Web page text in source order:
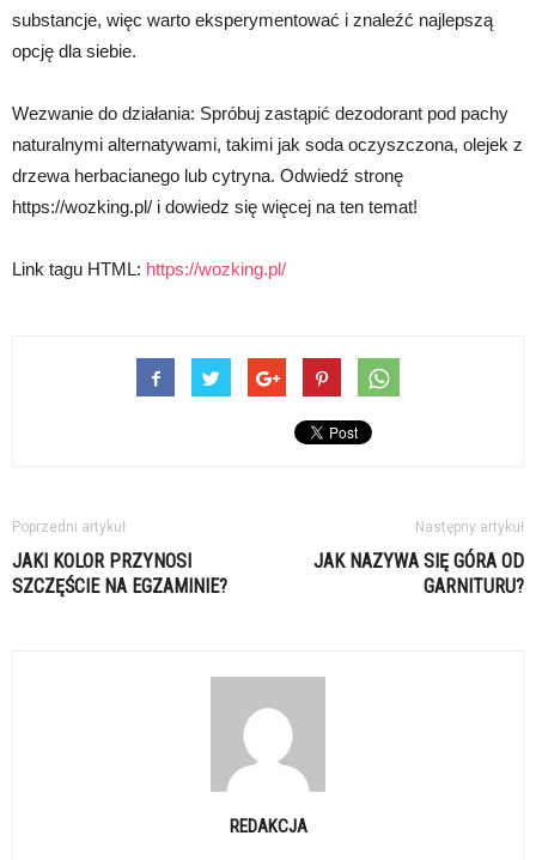
substancje, więc warto eksperymentować i znaleźć najlepszą
opcję dla siebie.
Wezwanie do działania: Spróbuj zastąpić dezodorant pod pachy
naturalnymi alternatywami, takimi jak soda oczyszczona, olejek z
drzewa herbacianego lub cytryna. Odwiedź stronę
https://wozking.pl/ i dowiedz się więcej na ten temat!
Link tagu HTML: https://wozking.pl/
Poprzedni artykuł
JAKI KOLOR PRZYNOSI
SZCZĘŚCIE NA EGZAMINIE?
Następny artykuł
JAK NAZYWA SIĘ GÓRA OD
GARNITURU?
REDAKCJA